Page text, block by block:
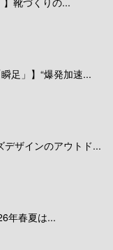
足」】“爆発加速...
デザインのアウトド...
年春夏は...